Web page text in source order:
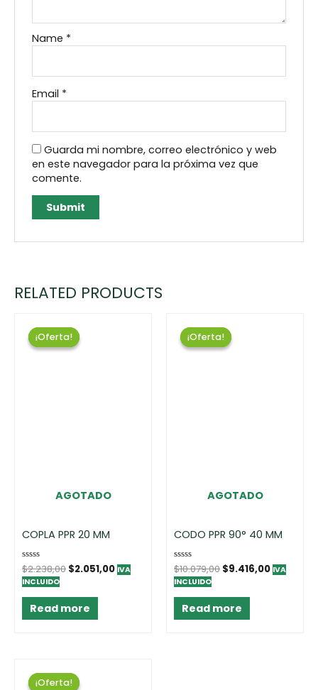
Name *
Email *
Guarda mi nombre, correo electrónico y web
en este navegador para la próxima vez que
comente.
RELATED PRODUCTS
¡Oferta!
AGOTADO
¡Oferta!
COPLA PPR 20 MM
Rated
0
out
$2.238,00 $2.051,00 IVA
INCLUIDO
Read more
¡Oferta!
AGOTADO
¡Oferta!
CODO PPR 90° 40 MM
Rated
0
out
$10.079,00 $9.416,00 IVA
INCLUIDO
Read more
¡Oferta!
¡Oferta!